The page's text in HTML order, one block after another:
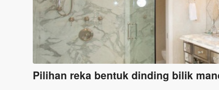
Pilihan reka bentuk dinding bilik